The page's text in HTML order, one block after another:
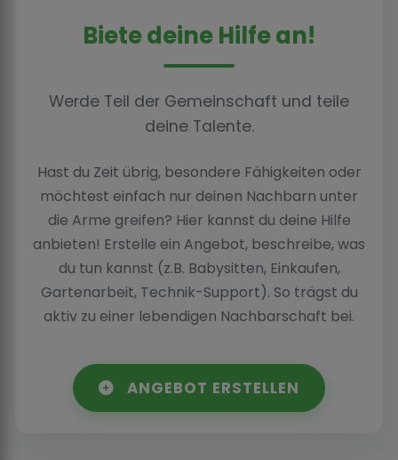
Biete deine Hilfe an!
Werde Teil der Gemeinschaft und teile
deine Talente.
Hast du Zeit übrig, besondere Fähigkeiten oder
möchtest einfach nur deinen Nachbarn unter
die Arme greifen? Hier kannst du deine Hilfe
anbieten! Erstelle ein Angebot, beschreibe, was
du tun kannst (z.B. Babysitten, Einkaufen,
Gartenarbeit, Technik-Support). So trägst du
aktiv zu einer lebendigen Nachbarschaft bei.
ANGEBOT ERSTELLEN